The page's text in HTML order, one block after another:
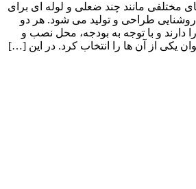
مختلفی مانند چند ضعلی و لوله ای برای
روشنایی طراحی و تولید می شود. هر دو
دارند و با توجه به بودجه، محل نصب و
یکی از آن ها را انتخاب کرد. در این […]